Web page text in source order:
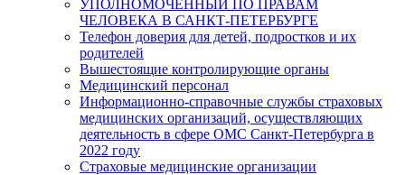
УПОЛНОМОЧЕННЫЙ ПО ПРАВАМ
ЧЕЛОВЕКА В САНКТ-ПЕТЕРБУРГЕ
Телефон доверия для детей, подростков и их
родителей
Вышестоящие контролирующие органы
Медицинский персонал
Информационно-справочные службы страховых
медицинских организаций, осуществляющих
деятельность в сфере ОМС Санкт-Петербурга в
2022 году
Страховые медицинские организации